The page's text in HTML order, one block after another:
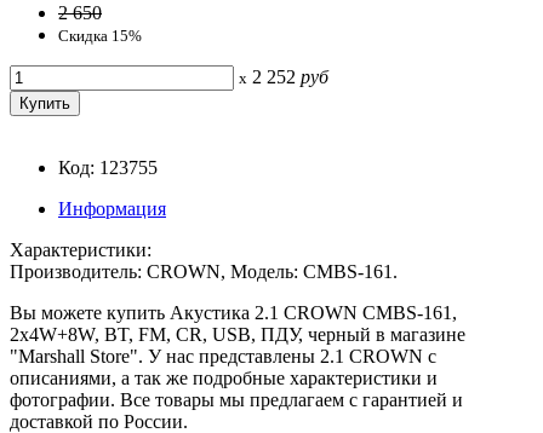
2 650
Скидка 15%
x 2 252 руб
Код: 123755
Информация
Характеристики:
Производитель: CROWN, Модель: CMBS-161.
Вы можете купить Акустика 2.1 CROWN CMBS-161,
2x4W+8W, BT, FM, CR, USB, ПДУ, черный в магазине
"Marshall Store". У нас представлены 2.1 CROWN с
описаниями, а так же подробные характеристики и
фотографии. Все товары мы предлагаем с гарантией и
доставкой по России.